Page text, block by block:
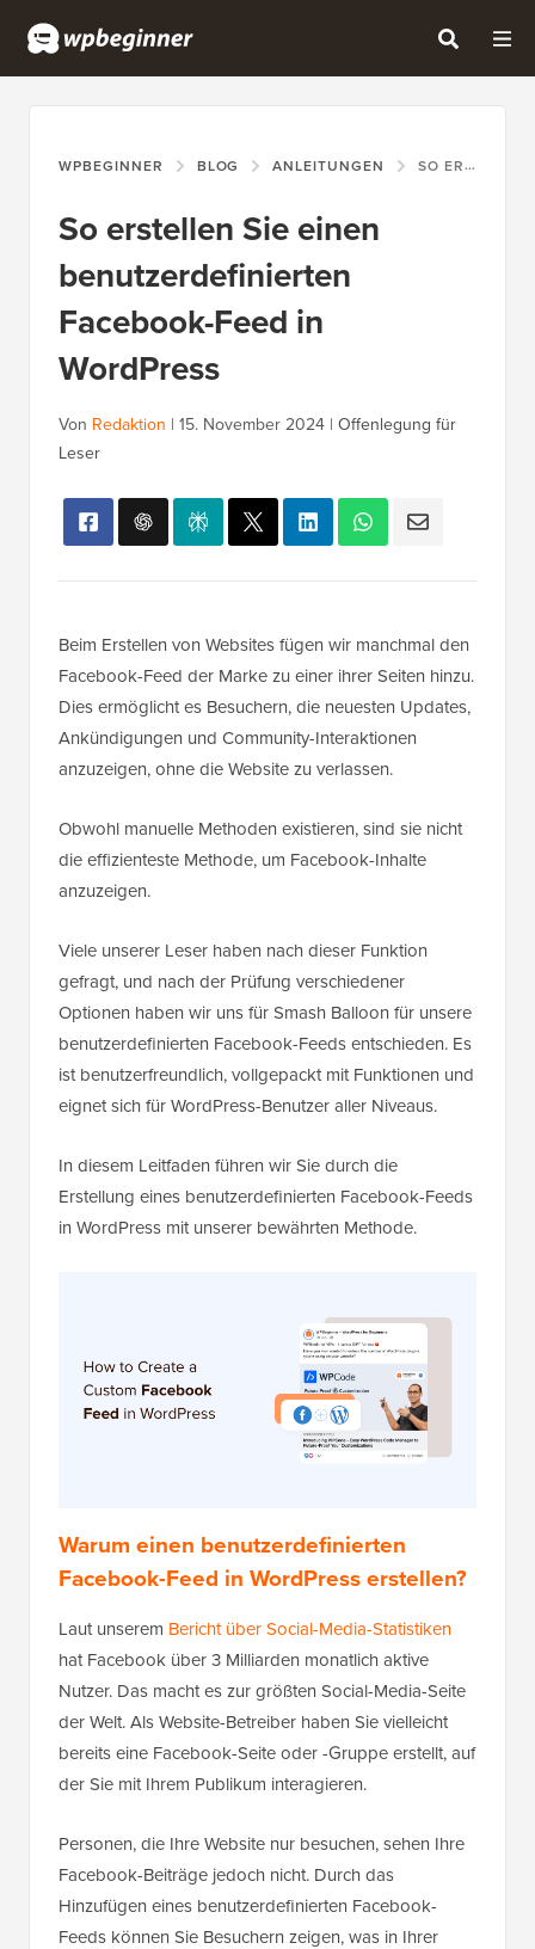
WPBEGINNER BLOG ANLEITUNGEN SO ERSTELLEN SIE EINEN BENUTZERDEFINIERTEN FACEBOOK-FEED IN WORDPRESS
So erstellen Sie einen
benutzerdefinierten
Facebook-Feed in
WordPress
Von Redaktion | 15. November 2024 | Offenlegung für
Leser
Beim Erstellen von Websites fügen wir manchmal den
Facebook-Feed der Marke zu einer ihrer Seiten hinzu.
Dies ermöglicht es Besuchern, die neuesten Updates,
Ankündigungen und Community-Interaktionen
anzuzeigen, ohne die Website zu verlassen.
Obwohl manuelle Methoden existieren, sind sie nicht
die effizienteste Methode, um Facebook-Inhalte
anzuzeigen.
Viele unserer Leser haben nach dieser Funktion
gefragt, und nach der Prüfung verschiedener
Optionen haben wir uns für Smash Balloon für unsere
benutzerdefinierten Facebook-Feeds entschieden. Es
ist benutzerfreundlich, vollgepackt mit Funktionen und
eignet sich für WordPress-Benutzer aller Niveaus.
In diesem Leitfaden führen wir Sie durch die
Erstellung eines benutzerdefinierten Facebook-Feeds
in WordPress mit unserer bewährten Methode.
Warum einen benutzerdefinierten
Facebook-Feed in WordPress erstellen?
Laut unserem Bericht über Social-Media-Statistiken
hat Facebook über 3 Milliarden monatlich aktive
Nutzer. Das macht es zur größten Social-Media-Seite
der Welt. Als Website-Betreiber haben Sie vielleicht
bereits eine Facebook-Seite oder -Gruppe erstellt, auf
der Sie mit Ihrem Publikum interagieren.
Personen, die Ihre Website nur besuchen, sehen Ihre
Facebook-Beiträge jedoch nicht. Durch das
Hinzufügen eines benutzerdefinierten Facebook-
Feeds können Sie Besuchern zeigen, was in Ihrer